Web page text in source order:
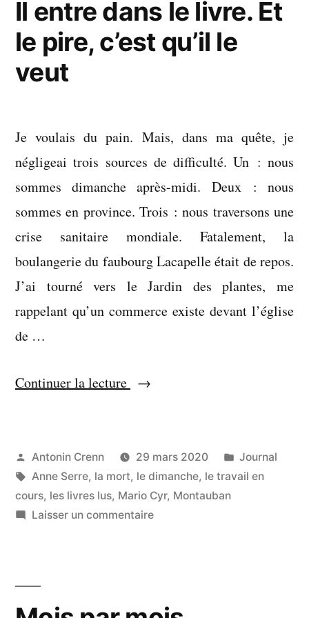
Il entre dans le livre. Et
le pire, c’est qu’il le
veut
Je voulais du pain. Mais, dans ma quête, je
négligeai trois sources de difficulté. Un : nous
sommes dimanche après-midi. Deux : nous
sommes en province. Trois : nous traversons une
crise sanitaire mondiale. Fatalement, la
boulangerie du faubourg Lacapelle était de repos.
J’ai tourné vers le Jardin des plantes, me
rappelant qu’un commerce existe devant l’église
de …
Continuer la lecture « Il
le
livre.
Et
Publié
par
Antonin Crenn 29 mars 2020
Publié
dans
Journal
Étiquettes :
Anne Serre, la mort, le dimanche, le travail en
cours, les livres lus, Mario Cyr, Montauban
Laisser un commentairesur
livre.